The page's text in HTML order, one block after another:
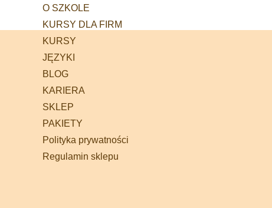
O SZKOLE
KURSY DLA FIRM
KURSY
JĘZYKI
BLOG
KARIERA
SKLEP
PAKIETY
Polityka prywatności
Regulamin sklepu